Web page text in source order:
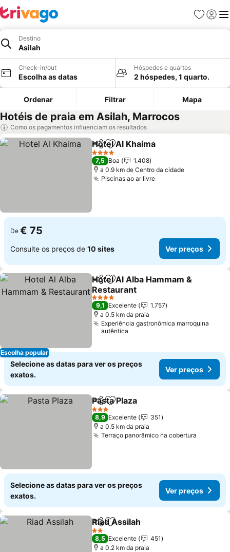
Favoritos
Iniciar
Destino
Asilah
Check-in/out
Escolha as datas
Hóspedes e quartos
2 hóspedes, 1 quarto.
Ordenar Filtrar Mapa
Hotéis de praia em Asilah, Marrocos
Como os pagamentos influenciam os resultados
PartilharAdicionar aos favoritos
Hotel Al Khaima
4 Estrelas
7,5 Boa
1.408
a 0.9 km de Centro da cidade
Piscinas ao ar livreVer preços
De € 75
Consulte os preços de 10 sites Ver preços
Escolha popular
PartilharAdicionar aos favoritos
Hotel Al Alba Hammam &
Restaurant
Ver preços
4 Estrelas
9,1 Excelente
1.757
a 0.5 km da praia
Experiência gastronômica marroquina
autêntica
Selecione as datas para ver os preços
exatos.
Ver preços
PartilharAdicionar aos favoritos
Pasta Plaza
3 Estrelas
8,9 Excelente
351
a 0.5 km da praia
Terraço panorâmico na cobertura
Selecione as datas para ver os preços
exatos.
Ver preços
PartilharAdicionar aos favoritos
Riad Assilah
2 Estrelas
8,5 Excelente
451
a 0.2 km da praia